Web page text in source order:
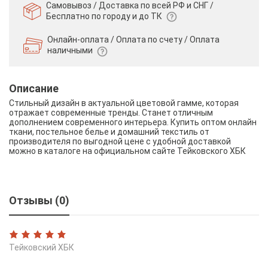
Самовывоз / Доставка по всей РФ и СНГ /
Бесплатно по городу и до ТК
Онлайн-оплата / Оплата по счету /Оплата
наличными
Описание
Стильный дизайн в актуальной цветовой гамме, которая
отражает современные тренды. Станет отличным
дополнением современного интерьера. Купить оптом онлайн
ткани, постельное белье и домашний текстиль от
производителя по выгодной цене с удобной доставкой
можно в каталоге на официальном сайте Тейковского ХБК
Отзывы (0)
Тейковский ХБК